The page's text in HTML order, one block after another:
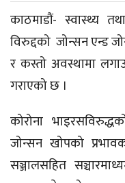
काठमाडौं- स्वास्थ्य
विरुद्दको जोन्सन एन्ड
र कस्तो अवस्थामा
गराएको छ ।
कोरोना
जोन्सन खोपको
सञ्जालसहित